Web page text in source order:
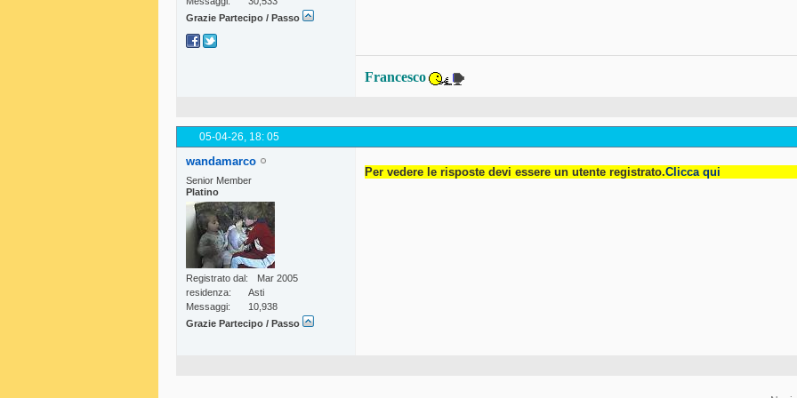
Grazie Partecipo / Passo
Francesco
05-04-26, 18: 05
wandamarco
Senior Member
Platino
Registrato dal
Mar 2005
residenza
Asti
Messaggi
10,938
Grazie Partecipo / Passo
Per vedere le risposte devi essere un utente registrato.Clicca qui